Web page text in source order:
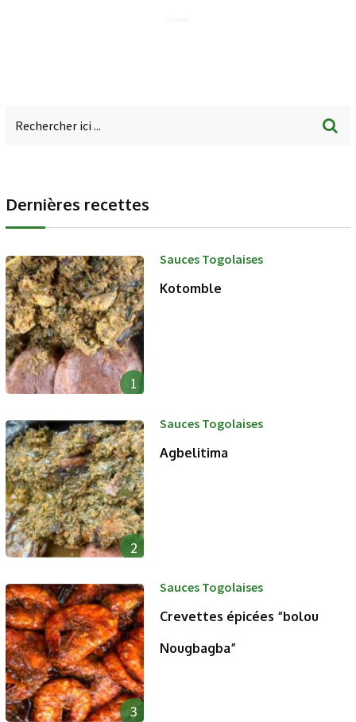
Dernières recettes
1
Sauces Togolaises
Kotomble
2
Sauces Togolaises
Agbelitima
3
Sauces Togolaises
Crevettes épicées “bolou
Nougbagba”